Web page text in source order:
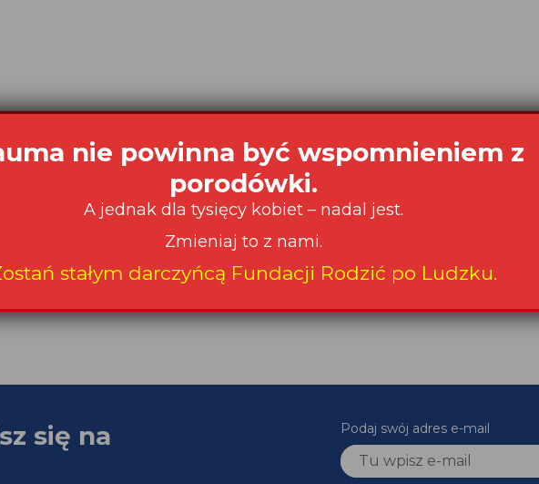
się na
Podaj swój adres e-mail
nie powinna być wspomnieniem z
porodówki.
A jednak dla tysięcy kobiet – nadal jest.
Zmieniaj to z nami.
stałym darczyńcą Fundacji Rodzić po Ludzku.